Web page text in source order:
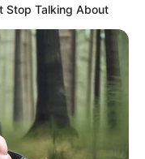
άνδρα σε
Λυκαβηττό
Stop Talking About